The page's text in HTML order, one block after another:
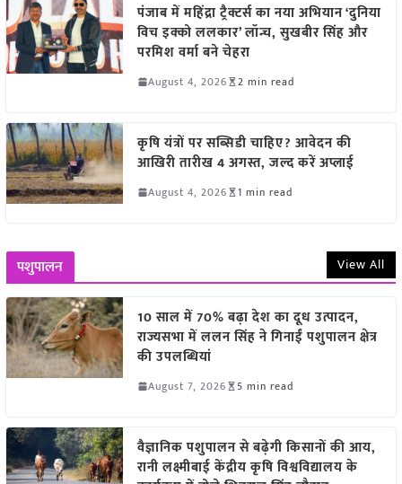
पंजाब में महिंद्रा ट्रैक्टर्स का नया अभियान ‘दुनिया
विच इक्को ललकार’ लॉन्च, सुखबीर सिंह और
परमिश वर्मा बने चेहरा
August 4, 2026 2 min read
कृषि यंत्रों पर सब्सिडी चाहिए? आवेदन की
आखिरी तारीख 4 अगस्त, जल्द करें अप्लाई
August 4, 2026 1 min read
पशुपालन View All
10 साल में 70% बढ़ा देश का दूध उत्पादन,
राज्यसभा में ललन सिंह ने गिनाईं पशुपालन क्षेत्र
की उपलब्धियां
August 7, 2026 5 min read
वैज्ञानिक पशुपालन से बढ़ेगी किसानों की आय,
रानी लक्ष्मीबाई केंद्रीय कृषि विश्वविद्यालय के